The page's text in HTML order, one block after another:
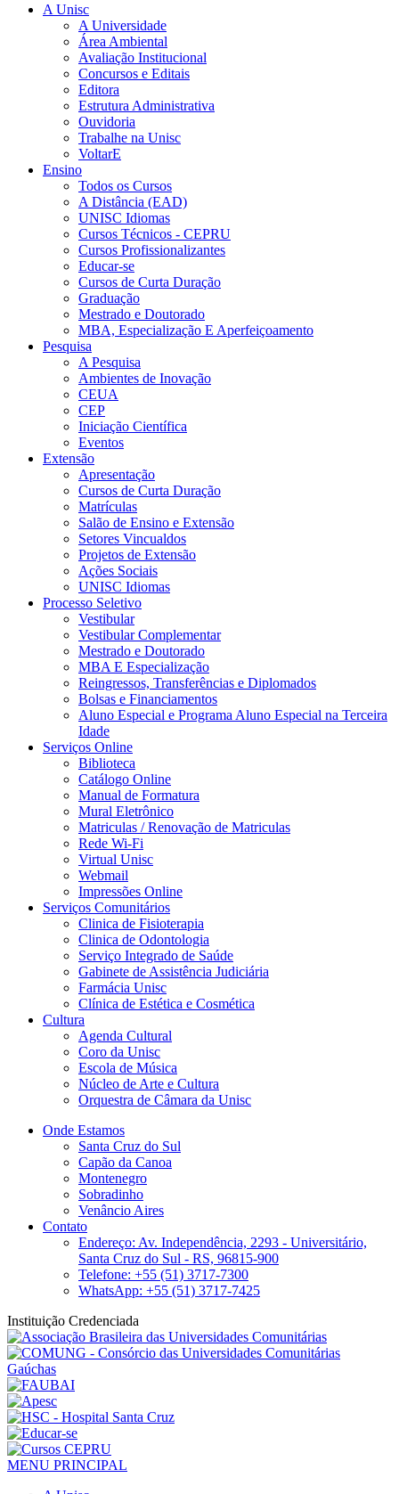
A Unisc
A Universidade
Área Ambiental
Avaliação Institucional
Concursos e Editais
Editora
Estrutura Administrativa
Ouvidoria
Trabalhe na Unisc
VoltarE
Ensino
Todos os Cursos
A Distância (EAD)
UNISC Idiomas
Cursos Técnicos - CEPRU
Cursos Profissionalizantes
Educar-se
Cursos de Curta Duração
Graduação
Mestrado e Doutorado
MBA, Especialização E Aperfeiçoamento
Pesquisa
A Pesquisa
Ambientes de Inovação
CEUA
CEP
Iniciação Científica
Eventos
Extensão
Apresentação
Cursos de Curta Duração
Matrículas
Salão de Ensino e Extensão
Setores Vincualdos
Projetos de Extensão
Ações Sociais
UNISC Idiomas
Processo Seletivo
Vestibular
Vestibular Complementar
Mestrado e Doutorado
MBA E Especialização
Reingressos, Transferências e Diplomados
Bolsas e Financiamentos
Aluno Especial e Programa Aluno Especial na Terceira
Idade
Serviços Online
Biblioteca
Catálogo Online
Manual de Formatura
Mural Eletrônico
Matriculas / Renovação de Matriculas
Rede Wi-Fi
Virtual Unisc
Webmail
Impressões Online
Serviços Comunitários
Clinica de Fisioterapia
Clinica de Odontologia
Serviço Integrado de Saúde
Gabinete de Assistência Judiciária
Farmácia Unisc
Clínica de Estética e Cosmética
Cultura
Agenda Cultural
Coro da Unisc
Escola de Música
Núcleo de Arte e Cultura
Orquestra de Câmara da Unisc
Onde Estamos
Santa Cruz do Sul
Capão da Canoa
Montenegro
Sobradinho
Venâncio Aires
Contato
Endereço: Av. Independência, 2293 - Universitário,
Santa Cruz do Sul - RS, 96815-900
Telefone: +55 (51) 3717-7300
WhatsApp: +55 (51) 3717-7425
Instituição Credenciada
MENU PRINCIPAL